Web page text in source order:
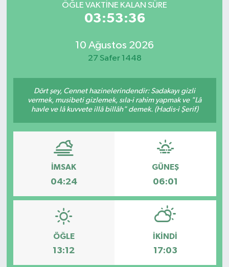
ÖĞLE VAKTİNE KALAN SÜRE
03:53:36
10 Ağustos 2026
27 Safer 1448
Dört şey, Cennet hazinelerindendir: Sadakayı gizli
vermek, musibeti gizlemek, sıla-i rahim yapmak ve "Lâ
havle ve lâ kuvvete illâ billâh" demek. (Hadis-i Şerif)
İMSAK
04:24
GÜNEŞ
06:01
ÖĞLE
13:12
İKINDI
17:03
Sağlık
Siyaset
Türkiye
Tüm Manşetler
Son Dakika Haberleri